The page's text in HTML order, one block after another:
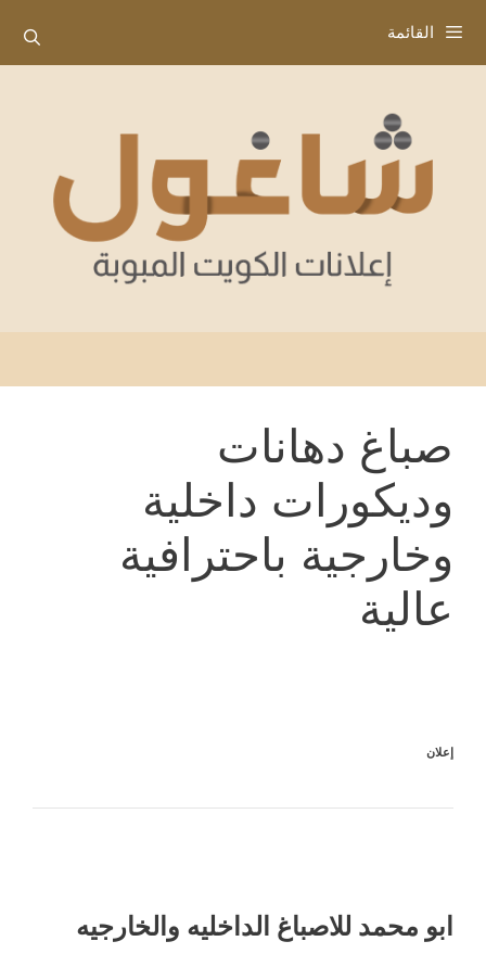
إلى
المحتوى
القائمة
صباغ دهانات
وديكورات داخلية
وخارجية باحترافية
عالية
إعلان
ابو محمد للاصباغ الداخليه والخارجيه